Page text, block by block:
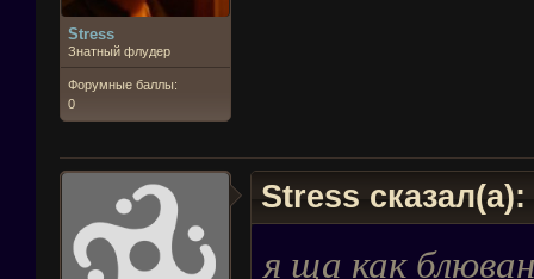
Stress
Знатный флудер
Форумные баллы:
0
Stress сказал(а):
я ща как